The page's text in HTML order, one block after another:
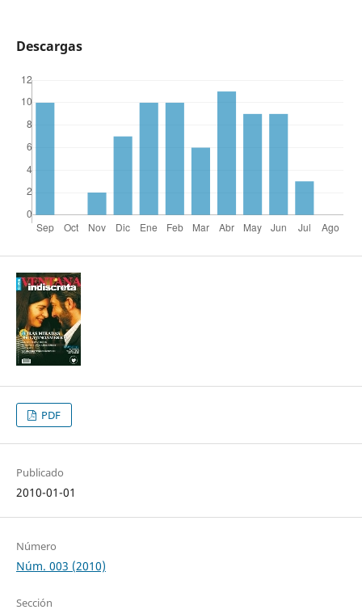
Descargas
PDF
Publicado
2010-01-01
Número
Núm. 003 (2010)
Sección